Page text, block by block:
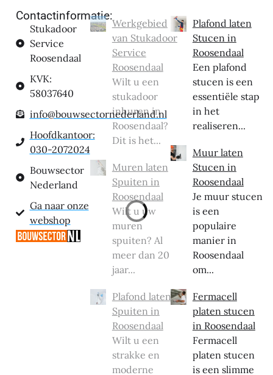
Contactinformatie:
Stukadoor
Service
Roosendaal
KVK:
58037640
info@bouwsectornederland.nl
Hoofdkantoor:
030-2072024
Bouwsector
Nederland
Ga naar onze
webshop
Werkgebied
van Stukadoor
Service
Roosendaal
Wilt u een
stukadoor
inhuren in
Roosendaal?
Dit is het...
Muren laten
Spuiten in
Roosendaal
Wilt u uw
muren
spuiten? Al
meer dan 20
jaar...
Plafond laten
Spuiten in
Roosendaal
Wilt u een
strakke en
moderne
Plafond laten
Stucen in
Roosendaal
Een plafond
stucen is een
essentiële stap
in het
realiseren...
Muur laten
Stucen in
Roosendaal
Je muur stucen
is een
populaire
manier in
Roosendaal
om...
Fermacell
platen stucen
in Roosendaal
Fermacell
platen stucen
is een slimme